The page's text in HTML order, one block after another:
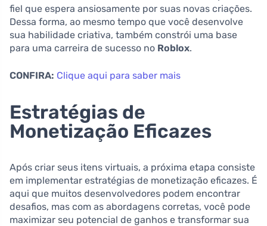
fiel que espera ansiosamente por suas novas criações.
Dessa forma, ao mesmo tempo que você desenvolve
sua habilidade criativa, também constrói uma base
para uma carreira de sucesso no Roblox.
CONFIRA: Clique aqui para saber mais
Estratégias de
Monetização Eficazes
Após criar seus itens virtuais, a próxima etapa consiste
em implementar estratégias de monetização eficazes. É
aqui que muitos desenvolvedores podem encontrar
desafios, mas com as abordagens corretas, você pode
maximizar seu potencial de ganhos e transformar sua